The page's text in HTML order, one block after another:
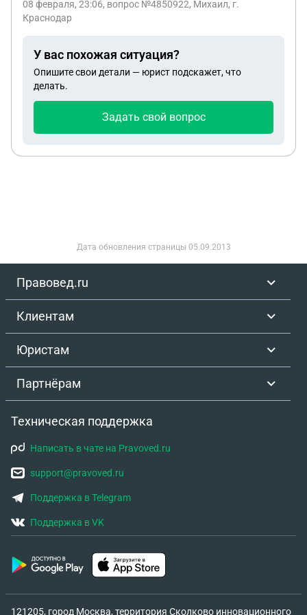
могут ли они еë переделать в уголовную ст 264
08 февраля, 23:06, вопрос №4850922, Михаил, г.
Краснодар
У вас похожая ситуация?
Опишите свои детали — юрист подскажет, что
делать.
Задать свой вопрос
Дата обновления страницы 05.09.2013
Правовед.ru
Клиентам
Юристам
Партнёрам
Техническая поддержка
Написать в чате на Pravoved.ru
support@pravoved.ru
Поддержка в Telegram
Поддержка в VK
121205, город Москва, территория Сколково инновационного